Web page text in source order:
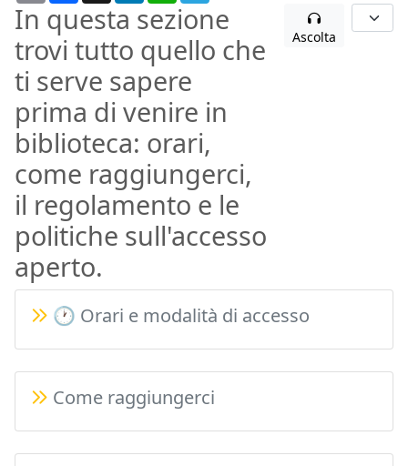
In questa sezione
trovi tutto quello che
ti serve sapere
prima di venire in
biblioteca: orari,
come raggiungerci,
il regolamento e le
politiche sull'accesso
aperto.
Ascolta
🕐 Orari e modalità di accesso
Come raggiungerci